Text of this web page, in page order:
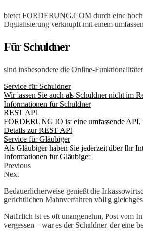
bietet FORDERUNG.COM durch eine
Digitalisierung verknüpft mit einem
Für Schuldner
sind insbesondere die Online-
Service für Schuldner
Wir lassen Sie auch als Schuldner nicht im
Informationen für Schuldner
REST API
FORDERUNG.IO ist eine umfassende API,
Details zur REST API
Service für Gläubiger
Als Gläubiger haben Sie jederzeit über Ihr
Informationen für Gläubiger
Previous
Next
Bedauerlicherweise genießt die
gerichtlichen Mahnverfahren völlig
Natürlich ist es oft unangenehm, Post vom
vergessen – war es der Schuldner, der eine